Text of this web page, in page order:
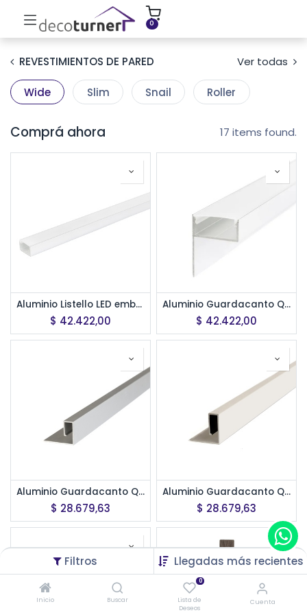
Filtros Llegadas más recientes
Inicio Buscar
0
Lista de
Deseos
Cuenta
0
REVESTIMIENTOS DE PARED Ver todas
Wide Slim Snail Roller
Comprá ahora 17 items found.
Aluminio Listello LED embutible 3801 Rev 23 x 13 mm x 2,75 m - Cromo mate
$ 42.422,00
Aluminio Guardacanto Quadra LED Rev 22 x 10,6 mm x 2,75 m - Cromo mate
$ 42.422,00
Aluminio Guardacanto Quadra Rev 8 x 22 mm x 2,75 m-Cromo mate
$ 28.679,63
Aluminio Guardacanto Quadra Rev 8 x 22 mm x 2,75 m-Marfil Stone
$ 28.679,63